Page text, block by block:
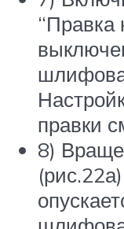
“Правка
правки
8)